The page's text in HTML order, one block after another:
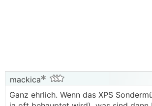
mackica
Ganz ehrlich. Wenn das XPS